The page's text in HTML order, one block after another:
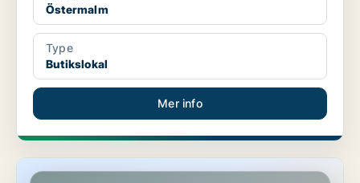
Östermalm
Type
Butikslokal
Mer info
Butikslokal på Östermalm